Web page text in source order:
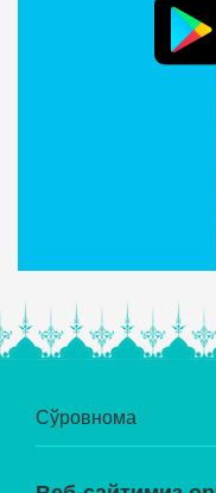
Сўровнома